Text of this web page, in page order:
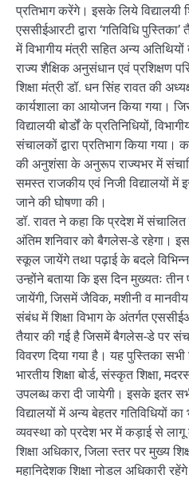
प्रतिभाग करेंगे। इसके लिये विद्यालयी
एससीईआरटी द्वारा ‘गतिविधि
में विभागीय मंत्री सहित अन्य अतिथियों
राज्य शैक्षिक अनुसंधान एवं प्रशिक्षण
शिक्षा मंत्री डॉ. धन सिंह रावत की
कार्यशाला का आयोजन किया गया।
विद्यालयी बोर्डों के प्रतिनिधियों,
संचालकों द्वारा प्रतिभाग किया गया।
की अनुशंसा के अनुरूप राज्यभर में
समस्त राजकीय एवं निजी विद्यालयों
जाने की घोषणा की।
डॉ. रावत ने कहा कि प्रदेश में
अंतिम शनिवार को बैगलेस-डे रहेगा।
स्कूल जायेंगे तथा पढ़ाई के बदले विभिन्न
उन्होंने बताया कि इस दिन मुख्यतः
जायेंगी, जिसमें जैविक, मशीनी व
संबंध में शिक्षा विभाग के अंतर्गत
तैयार की गई है जिसमें बैगलेस-डे पर
विवरण दिया गया है। यह पुस्तिका सभी
भारतीय शिक्षा बोर्ड, संस्कृत शिक्षा,
उपलब्ध करा दी जायेगी। इसके इतर
विद्यालयों में अन्य बेहतर
व्यवस्था को प्रदेश भर में कड़ाई से
शिक्षा अधिकार, जिला स्तर पर मुख्य
महानिदेशक शिक्षा नोडल अधिकारी